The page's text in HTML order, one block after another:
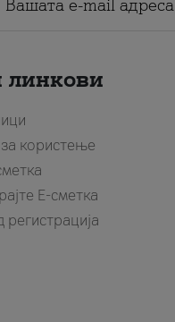
линкови
користење
Е-сметка
регистрација